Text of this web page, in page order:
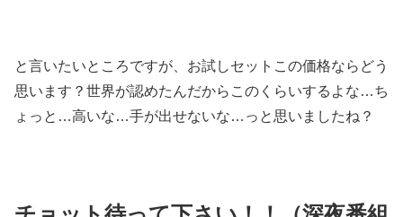
と言いたいところですが、お試しセットこの価格ならどう
思います？世界が認めたんだからこのくらいするよな…ち
ょっと…高いな…手が出せないな…っと思いましたね？